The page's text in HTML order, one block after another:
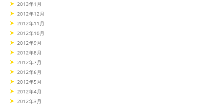
2013年1月
2012年12月
2012年11月
2012年10月
2012年9月
2012年8月
2012年7月
2012年6月
2012年5月
2012年4月
2012年3月